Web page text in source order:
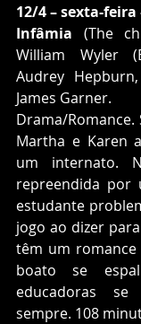
12/4 – sexta-feira
Infâmia (The
William Wyler
Audrey
James Garner.
Drama/Romance.
Martha e Karen
um internato.
repreendida por
estudante
jogo ao dizer
têm um romance
boato se
educadoras
sempre. 108